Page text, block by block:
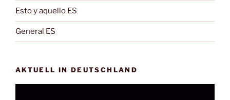
Esto y aquello ES
General ES
AKTUELL IN DEUTSCHLAND